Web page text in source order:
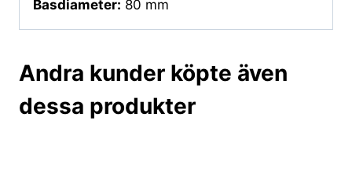
Basdiameter: 80 mm
Andra kunder köpte även
dessa produkter